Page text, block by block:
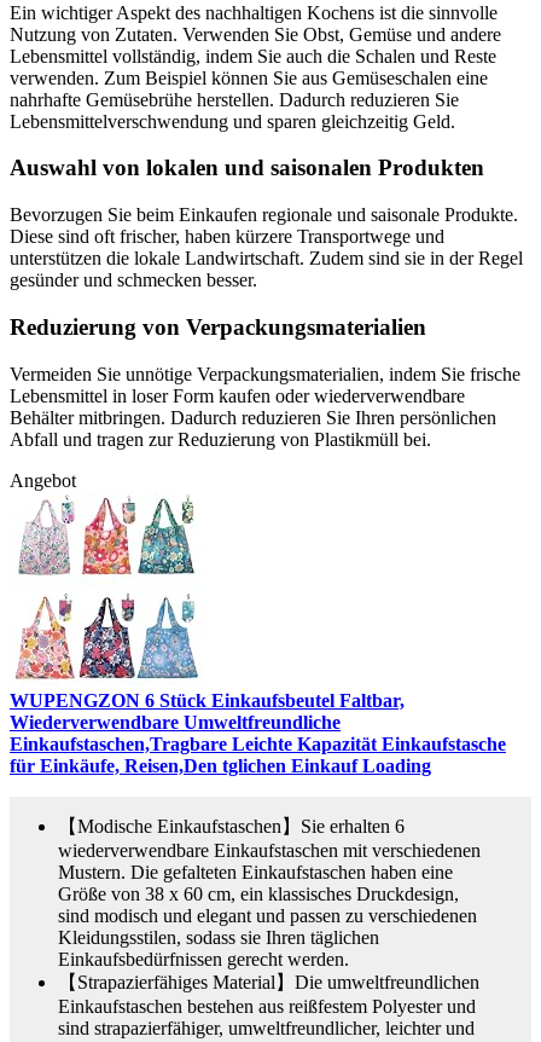
Ein wichtiger Aspekt des nachhaltigen Kochens ist die sinnvolle
Nutzung von Zutaten. Verwenden Sie Obst, Gemüse und andere
Lebensmittel vollständig, indem Sie auch die Schalen und Reste
verwenden. Zum Beispiel können Sie aus Gemüseschalen eine
nahrhafte Gemüsebrühe herstellen. Dadurch reduzieren Sie
Lebensmittelverschwendung und sparen gleichzeitig Geld.
Auswahl von lokalen und saisonalen Produkten
Bevorzugen Sie beim Einkaufen regionale und saisonale Produkte.
Diese sind oft frischer, haben kürzere Transportwege und
unterstützen die lokale Landwirtschaft. Zudem sind sie in der Regel
gesünder und schmecken besser.
Reduzierung von Verpackungsmaterialien
Vermeiden Sie unnötige Verpackungsmaterialien, indem Sie frische
Lebensmittel in loser Form kaufen oder wiederverwendbare
Behälter mitbringen. Dadurch reduzieren Sie Ihren persönlichen
Abfall und tragen zur Reduzierung von Plastikmüll bei.
Angebot
WUPENGZON 6 Stück Einkaufsbeutel Faltbar,
Wiederverwendbare Umweltfreundliche
Einkaufstaschen,Tragbare Leichte Kapazität Einkaufstasche
für Einkäufe, Reisen,Den tglichen Einkauf Loading
【Modische Einkaufstaschen】Sie erhalten 6
wiederverwendbare Einkaufstaschen mit verschiedenen
Mustern. Die gefalteten Einkaufstaschen haben eine
Größe von 38 x 60 cm, ein klassisches Druckdesign,
sind modisch und elegant und passen zu verschiedenen
Kleidungsstilen, sodass sie Ihren täglichen
Einkaufsbedürfnissen gerecht werden.
【Strapazierfähiges Material】Die umweltfreundlichen
Einkaufstaschen bestehen aus reißfestem Polyester und
sind strapazierfähiger, umweltfreundlicher, leichter und